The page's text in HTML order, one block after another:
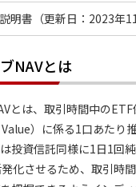
明書（更新日：2023年11
NAVとは
とは、取引時間中の
）に係る1口あたり
投資信託同様に1日1回
化させるため、取引時